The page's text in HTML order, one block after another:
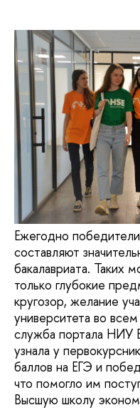
Ежегодно
составляют
бакалавриата. Таких
только глубокие
кругозор, желание
университета во
служба портала
узнала у
баллов на ЕГЭ и
что помогло им
Высшую школу